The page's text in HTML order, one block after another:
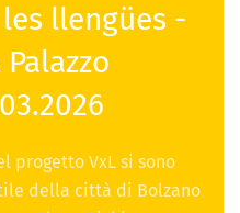
llengües -
progetto VxL si sono
della città di Bolzano